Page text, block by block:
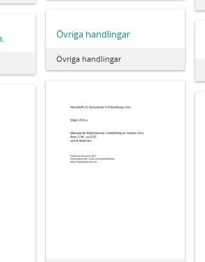
Övriga handlingar
Övriga handlingar